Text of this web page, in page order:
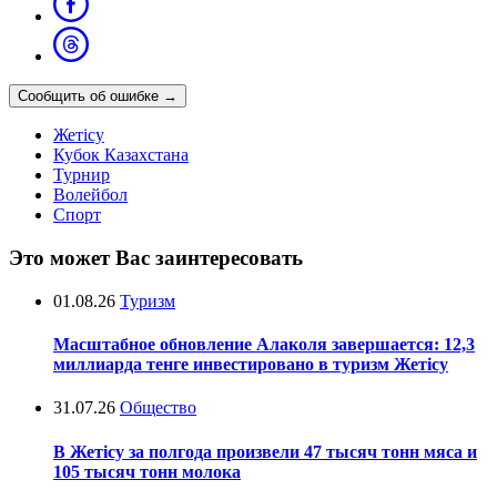
Сообщить об ошибке →
Жетісу
Кубок Казахстана
Турнир
Волейбол
Спорт
Это может Вас заинтересовать
01.08.26 Туризм
Масштабное обновление Алаколя завершается: 12,3
миллиарда тенге инвестировано в туризм Жетісу
31.07.26 Общество
В Жетісу за полгода произвели 47 тысяч тонн мяса и
105 тысяч тонн молока